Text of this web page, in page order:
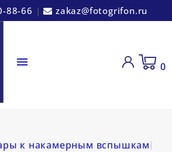
88-66 | zakaz@fotogrifon.ru
 0
к накамерным вспышкам